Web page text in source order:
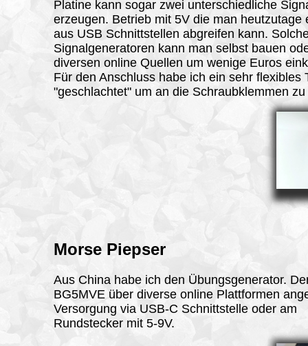
Platine kann sogar zwei unterschiedliche
erzeugen. Betrieb mit 5V die man heutzutage
aus USB Schnittstellen abgreifen kann.
Signalgeneratoren kann man selbst bauen
diversen online Quellen um wenige Euros
Für den Anschluss habe ich ein sehr flexibles
"geschlachtet" um an die Schraubklemmen
Morse Piepser
Aus China habe ich den Übungsgenerator.
BG5MVE über diverse online Plattformen
Versorgung via USB-C Schnittstelle oder am
Rundstecker mit 5-9V.